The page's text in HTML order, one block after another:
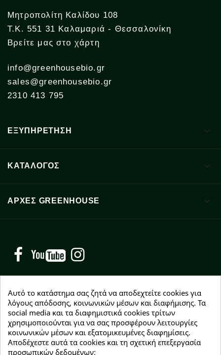
Μητροπολίτη Καλίδου 108
Τ.Κ. 551 31 Καλαμαριά - Θεσσαλονίκη
Βρείτε μας στο χάρτη
info@greenhousebio.gr
sales@greenhousebio.gr
2310 413 795
ΕΞΥΠΗΡΕΤΗΣΗ 
ΚΑΤΑΛΟΓΟΣ 
ΑΡΧΈΣ GREENHOUSE 
Facebook YouTube
NEWSLETTER
Εγγραφείτε δωρεάν και θα είστε οι πρώτοι που θα
λάβετε τα νέα μας γύρω από προσφορές, εκπτώσεις
και νέα προϊόντα.
Αυτό το κατάστημα σας ζητά να αποδεχτείτε cookies για
λόγους απόδοσης, κοινωνικών μέσων και διαφήμισης. Τα
social media και τα διαφημιστικά cookies τρίτων
χρησιμοποιούνται για να σας προσφέρουν λειτουργίες
κοινωνικών μέσων και εξατομικευμένες διαφημίσεις.
Αποδέχεστε αυτά τα cookies και τη σχετική επεξεργασία
προσωπικών δεδομένων;